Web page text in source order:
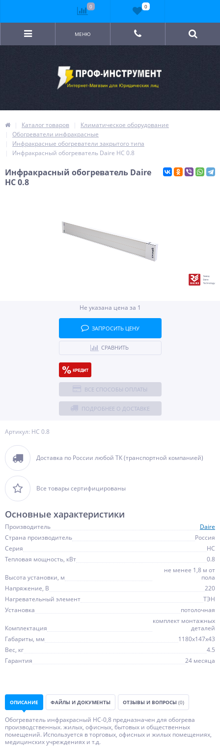
МЕНЮ
Каталог товаров
Климатическое оборудование
Обогреватели инфракрасные
Инфракрасные обогреватели закрытого типа
Инфракрасный обогреватель Daire НС 0.8
Инфракрасный обогреватель Daire
НС 0.8
Артикул: НС 0.8
Доставка по России любой ТК (транспортной компанией)
Все товары сертифицированы
Не указана цена за 1
ЗАПРОСИТЬ ЦЕНУ
СРАВНИТЬ
ВСЕ СПОСОБЫ ОПЛАТЫ
ПОДРОБНЕЕ О ДОСТАВКЕ
Основные характеристики
Производитель
Daire
Страна производитель
Россия
Серия
HC
Тепловая мощность, кВт
0.8
Высота установки, м
не менее 1,8 м от
пола
Напряжение, В
220
Нагревательный элемент
ТЭН
Установка
потолочная
Комплектация
комплект монтажных
деталей
Габариты, мм
1180х147х43
Вес, кг
4.5
Гарантия
24 месяца
ОПИСАНИЕ ФАЙЛЫ И ДОКУМЕНТЫ ОТЗЫВЫ И ВОПРОСЫ (0)
Обогреватель инфракрасный НС-0,8 предназначен для обогрева
производственных. жилых, офисных, бытовых и общественных
помещений. Используется в торговых, офисных и жилых помещениях,
медицинских учреждениях и т.д.
0 0